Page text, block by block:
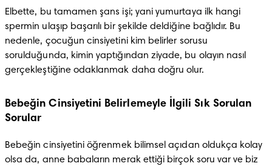
Elbette, bu tamamen şans işi; yani yumurtaya ilk hangi
spermin ulaşıp başarılı bir şekilde deldiğine bağlıdır. Bu
nedenle, çocuğun cinsiyetini kim belirler sorusu
sorulduğunda, kimin yaptığından ziyade, bu olayın nasıl
gerçekleştiğine odaklanmak daha doğru olur.
Bebeğin Cinsiyetini Belirlemeyle İlgili Sık Sorulan
Sorular
Bebeğin cinsiyetini öğrenmek bilimsel açıdan oldukça kolay
olsa da, anne babaların merak ettiği birçok soru var ve biz